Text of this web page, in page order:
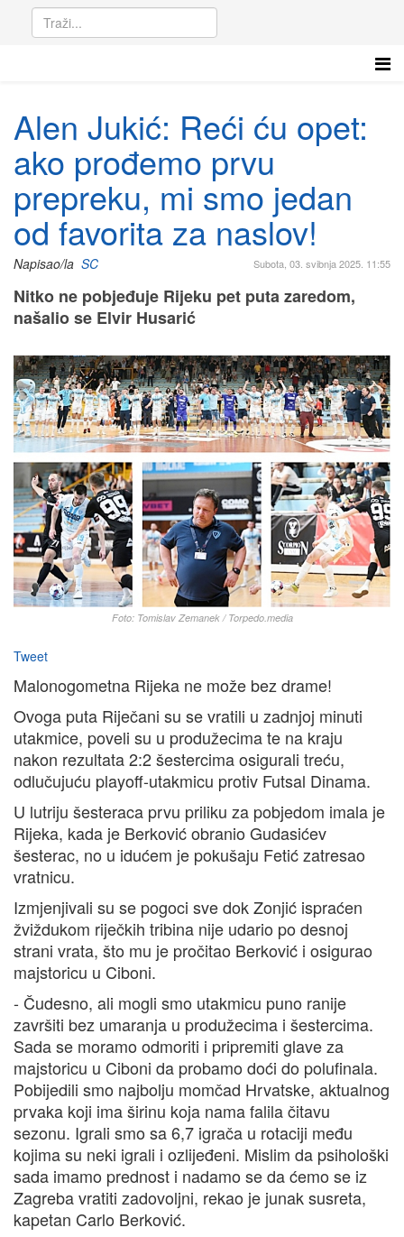
Alen Jukić: Reći ću opet:
ako prođemo prvu
prepreku, mi smo jedan
od favorita za naslov!
Subota, 03. svibnja 2025. 11:55
Napisao/la SC
Nitko ne pobjeđuje Rijeku pet puta zaredom,
našalio se Elvir Husarić
Foto: Tomislav Zemanek / Torpedo.media
Tweet
Malonogometna Rijeka ne može bez drame!
Ovoga puta Riječani su se vratili u zadnjoj minuti
utakmice, poveli su u produžecima te na kraju
nakon rezultata 2:2 šestercima osigurali treću,
odlučujuću playoff-utakmicu protiv Futsal Dinama.
U lutriju šesteraca prvu priliku za pobjedom imala je
Rijeka, kada je Berković obranio Gudasićev
šesterac, no u idućem je pokušaju Fetić zatresao
vratnicu.
Izmjenjivali su se pogoci sve dok Zonjić ispraćen
žviždukom riječkih tribina nije udario po desnoj
strani vrata, što mu je pročitao Berković i osigurao
majstoricu u Ciboni.
- Čudesno, ali mogli smo utakmicu puno ranije
završiti bez umaranja u produžecima i šestercima.
Sada se moramo odmoriti i pripremiti glave za
majstoricu u Ciboni da probamo doći do polufinala.
Pobijedili smo najbolju momčad Hrvatske, aktualnog
prvaka koji ima širinu koja nama falila čitavu
sezonu. Igrali smo sa 6,7 igrača u rotaciji među
kojima su neki igrali i ozlijeđeni. Mislim da psihološki
sada imamo prednost i nadamo se da ćemo se iz
Zagreba vratiti zadovoljni, rekao je junak susreta,
kapetan Carlo Berković.